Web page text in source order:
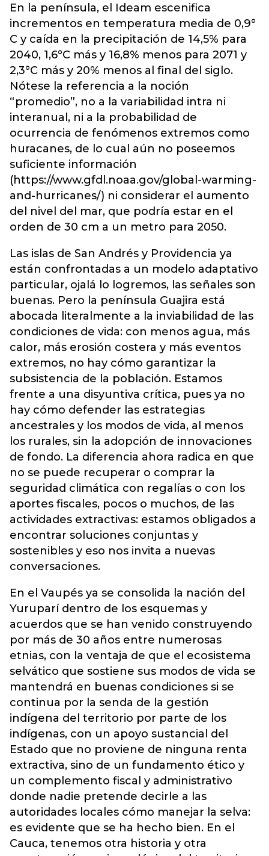
En la península, el Ideam escenifica
incrementos en temperatura media de 0,9°
C y caída en la precipitación de 14,5% para
2040, 1,6°C más y 16,8% menos para 2071 y
2,3°C más y 20% menos al final del siglo.
Nótese la referencia a la noción
“promedio”, no a la variabilidad intra ni
interanual, ni a la probabilidad de
ocurrencia de fenómenos extremos como
huracanes, de lo cual aún no poseemos
suficiente información
(https://www.gfdl.noaa.gov/global-warming-
and-hurricanes/) ni considerar el aumento
del nivel del mar, que podría estar en el
orden de 30 cm a un metro para 2050.
Las islas de San Andrés y Providencia ya
están confrontadas a un modelo adaptativo
particular, ojalá lo logremos, las señales son
buenas. Pero la península Guajira está
abocada literalmente a la inviabilidad de las
condiciones de vida: con menos agua, más
calor, más erosión costera y más eventos
extremos, no hay cómo garantizar la
subsistencia de la población. Estamos
frente a una disyuntiva crítica, pues ya no
hay cómo defender las estrategias
ancestrales y los modos de vida, al menos
los rurales, sin la adopción de innovaciones
de fondo. La diferencia ahora radica en que
no se puede recuperar o comprar la
seguridad climática con regalías o con los
aportes fiscales, pocos o muchos, de las
actividades extractivas: estamos obligados a
encontrar soluciones conjuntas y
sostenibles y eso nos invita a nuevas
conversaciones.
En el Vaupés ya se consolida la nación del
Yuruparí dentro de los esquemas y
acuerdos que se han venido construyendo
por más de 30 años entre numerosas
etnias, con la ventaja de que el ecosistema
selvático que sostiene sus modos de vida se
mantendrá en buenas condiciones si se
continua por la senda de la gestión
indígena del territorio por parte de los
indígenas, con un apoyo sustancial del
Estado que no proviene de ninguna renta
extractiva, sino de un fundamento ético y
un complemento fiscal y administrativo
donde nadie pretende decirle a las
autoridades locales cómo manejar la selva:
es evidente que se ha hecho bien. En el
Cauca, tenemos otra historia y otra